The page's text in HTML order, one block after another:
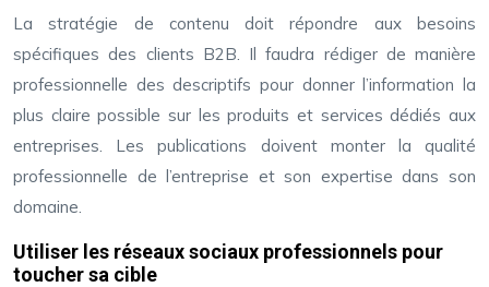
La stratégie de contenu doit répondre aux besoins
spécifiques des clients B2B. Il faudra rédiger de manière
professionnelle des descriptifs pour donner l’information la
plus claire possible sur les produits et services dédiés aux
entreprises. Les publications doivent monter la qualité
professionnelle de l’entreprise et son expertise dans son
domaine.
Utiliser les réseaux sociaux professionnels pour
toucher sa cible